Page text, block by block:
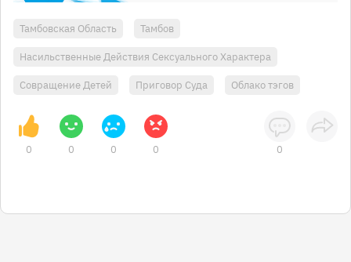
Тамбовская Область Тамбов
Насильственные Действия Сексуального Характера
Совращение Детей Приговор Суда Облако тэгов
0 0 0 0 0